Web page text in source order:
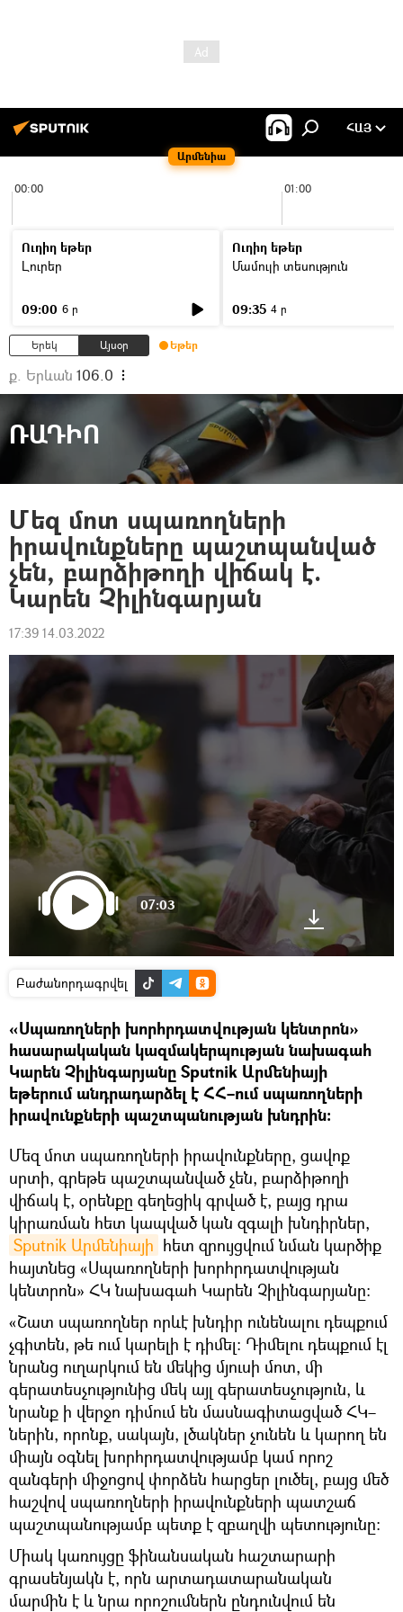
Արմենիա
ՀԱՅ
00:00 01:00
Ուղիղ եթեր
Լուրեր
09:00 6 ր
Ուղիղ եթեր
Մամուլի տեսություն
09:35 4 ր
Երեկ Այսօր Եթեր
ք. Երևան 106.0
ՌԱԴԻՈ
Մեզ մոտ սպառողների
իրավունքները պաշտպանված
չեն, բարձիթողի վիճակ է.
Կարեն Չիլինգարյան
17:39 14.03.2022
07:03
Բաժանորդագրվել
«Սպառողների խորհրդատվության կենտրոն»
հասարակական կազմակերպության նախագահ
Կարեն Չիլինգարյանը Sputnik Արմենիայի
եթերում անդրադարձել է ՀՀ–ում սպառողների
իրավունքների պաշտպանության խնդրին։
Մեզ մոտ սպառողների իրավունքները, ցավոք
սրտի, գրեթե պաշտպանված չեն, բարձիթողի
վիճակ է, օրենքը գեղեցիկ գրված է, բայց դրա
կիրառման հետ կապված կան զգալի խնդիրներ,
Sputnik Արմենիայի հետ զրույցվում նման կարծիք
հայտնեց «Սպառողների խորհրդատվության
կենտրոն» ՀԿ նախագահ Կարեն Չիլինգարյանը։
«Շատ սպառողներ որևէ խնդիր ունենալու դեպքում
չգիտեն, թե ում կարելի է դիմել։ Դիմելու դեպքում էլ
նրանց ուղարկում են մեկից մյուսի մոտ, մի
գերատեսչությունից մեկ այլ գերատեսչություն, և
նրանք ի վերջո դիմում են մասնագիտացված ՀԿ–
ներին, որոնք, սակայն, լծակներ չունեն և կարող են
միայն օգնել խորհրդատվությամբ կամ որոշ
զանգերի միջոցով փորձեն հարցեր լուծել, բայց մեծ
հաշվով սպառողների իրավունքների պատշաճ
պաշտպանությամբ պետք է զբաղվի պետությունը։
Միակ կառույցը ֆինանսական հաշտարարի
գրասենյակն է, որն արտադատարանական
մարմին է և նրա որոշումներն ընդունվում են